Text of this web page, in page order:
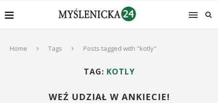
Home Tags Posts tagged with "kotly"
TAG: KOTLY
WEŹ UDZIAŁ W ANKIECIE!